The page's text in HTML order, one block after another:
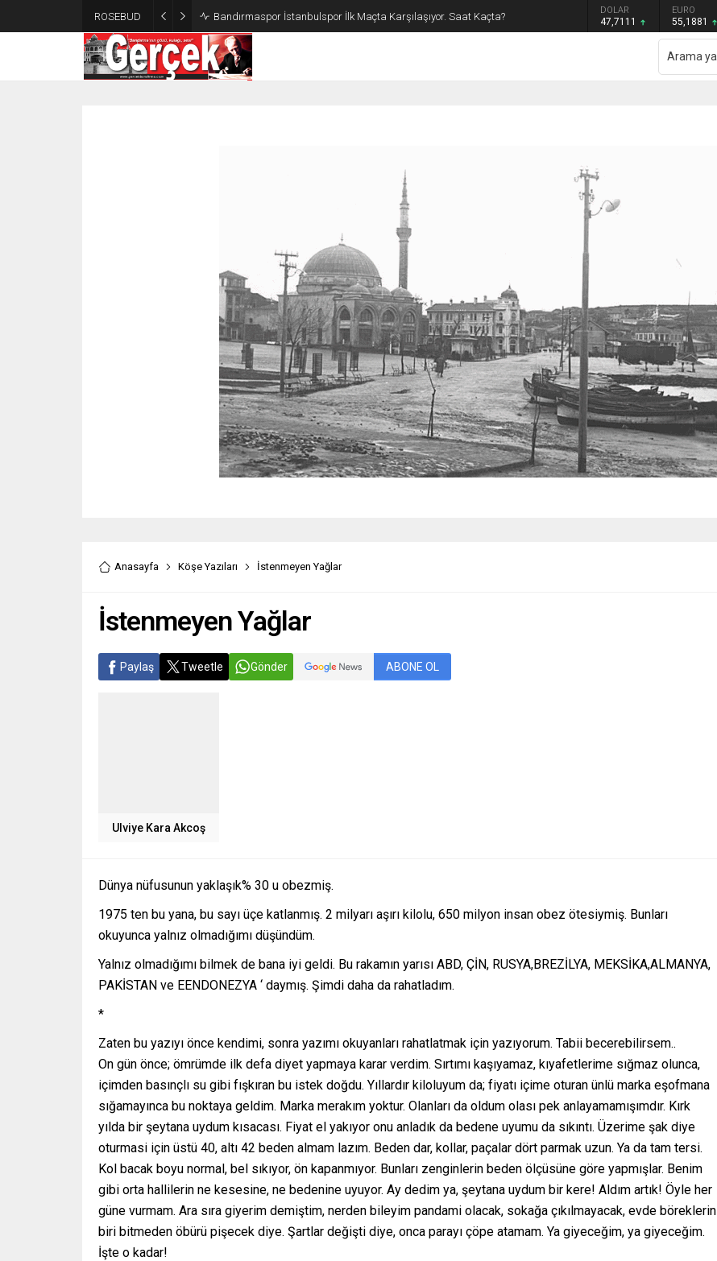
ROSEBUD Bandırmaspor İstanbulspor İlk Maçta Karşılaşıyor. Saat Kaçta? DOLAR
47,7111
EURO
55,1881
Anasayfa Köşe Yazıları İstenmeyen Yağlar
İstenmeyen Yağlar
Paylaş Tweetle Gönder ABONE OL
Ulviye Kara Akcoş
Dünya nüfusunun yaklaşık% 30 u obezmiş.
1975 ten bu yana, bu sayı üçe katlanmış. 2 milyarı aşırı kilolu, 650 milyon insan obez ötesiymiş. Bunları
okuyunca yalnız olmadığımı düşündüm.
Yalnız olmadığımı bilmek de bana iyi geldi. Bu rakamın yarısı ABD, ÇİN, RUSYA,BREZİLYA, MEKSİKA,ALMANYA,
PAKİSTAN ve EENDONEZYA ‘ daymış. Şimdi daha da rahatladım.
*
Zaten bu yazıyı önce kendimi, sonra yazımı okuyanları rahatlatmak için yazıyorum. Tabii becerebilirsem..
On gün önce; ömrümde ilk defa diyet yapmaya karar verdim. Sırtımı kaşıyamaz, kıyafetlerime sığmaz olunca,
içimden basınçlı su gibi fışkıran bu istek doğdu. Yıllardır kiloluyum da; fiyatı içime oturan ünlü marka eşofmana
sığamayınca bu noktaya geldim. Marka merakım yoktur. Olanları da oldum olası pek anlayamamışımdır. Kırk
yılda bir şeytana uydum kısacası. Fiyat el yakıyor onu anladık da bedene uyumu da sıkıntı. Üzerime şak diye
oturmasi için üstü 40, altı 42 beden almam lazım. Beden dar, kollar, paçalar dört parmak uzun. Ya da tam tersi.
Kol bacak boyu normal, bel sıkıyor, ön kapanmıyor. Bunları zenginlerin beden ölçüsüne göre yapmışlar. Benim
gibi orta hallilerin ne kesesine, ne bedenine uyuyor. Ay dedim ya, şeytana uydum bir kere! Aldım artık! Öyle her
güne vurmam. Ara sıra giyerim demiştim, nerden bileyim pandami olacak, sokağa çıkılmayacak, evde böreklerin
biri bitmeden öbürü pişecek diye. Şartlar değişti diye, onca parayı çöpe atamam. Ya giyeceğim, ya giyeceğim.
İşte o kadar!